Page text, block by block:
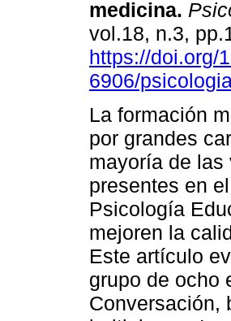
medicina.
vol.18, n.3,
https://doi.org/
6906/
La formación
por grandes
mayoría de
presentes en
Psicología
mejoren la
Este artículo
grupo de ocho
Conversación,